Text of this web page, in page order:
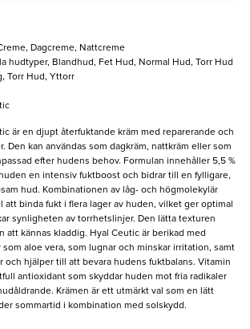
Dagcreme, Nattcreme
hudtyper, Blandhud, Fet Hud, Normal Hud, Torr Hud
Torr Hud, Yttorr
är en djupt återfuktande kräm med reparerande och
Den kan användas som dagkräm, nattkräm eller som
efter hudens behov. Formulan innehåller 5,5 %
en intensiv fuktboost och bidrar till en fylligare,
hud. Kombinationen av låg- och högmolekylär
att binda fukt i flera lager av huden, vilket ger optimal
synligheten av torrhetslinjer. Den lätta texturen
att kännas kladdig. Hyal Ceutic är berikad med
aloe vera, som lugnar och minskar irritation, samt
och hjälper till att bevara hudens fuktbalans. Vitamin
antioxidant som skyddar huden mot fria radikaler
Krämen är ett utmärkt val som en lätt
sommartid i kombination med solskydd.